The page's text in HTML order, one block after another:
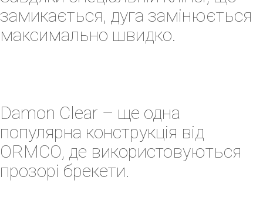
замикається, дуга замінюється
максимально швидко.
Damon Clear – ще одна
популярна конструкція від
ORMCO, де використовуються
прозорі брекети.